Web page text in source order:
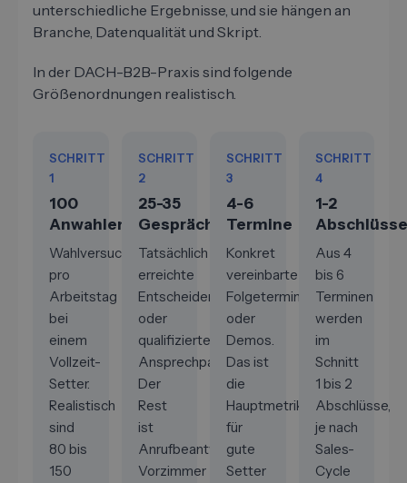
unterschiedliche Ergebnisse, und sie hängen an
Branche, Datenqualität und Skript.
In der DACH-B2B-Praxis sind folgende
Größenordnungen realistisch.
SCHRITT
1
100
Anwahlen
Wahlversuche
pro
Arbeitstag
bei
einem
Vollzeit-
Setter.
Realistisch
sind
80 bis
150
SCHRITT
2
25-35
Gespräche
Tatsächlich
erreichte
Entscheider
oder
qualifizierte
Ansprechpartner.
Der
Rest
ist
Anrufbeantworter,
Vorzimmer
SCHRITT
3
4-6
Termine
Konkret
vereinbarte
Folgetermine
oder
Demos.
Das ist
die
Hauptmetrik
für
gute
Setter
SCHRITT
4
1-2
Abschlüsse
Aus 4
bis 6
Terminen
werden
im
Schnitt
1 bis 2
Abschlüsse,
je nach
Sales-
Cycle